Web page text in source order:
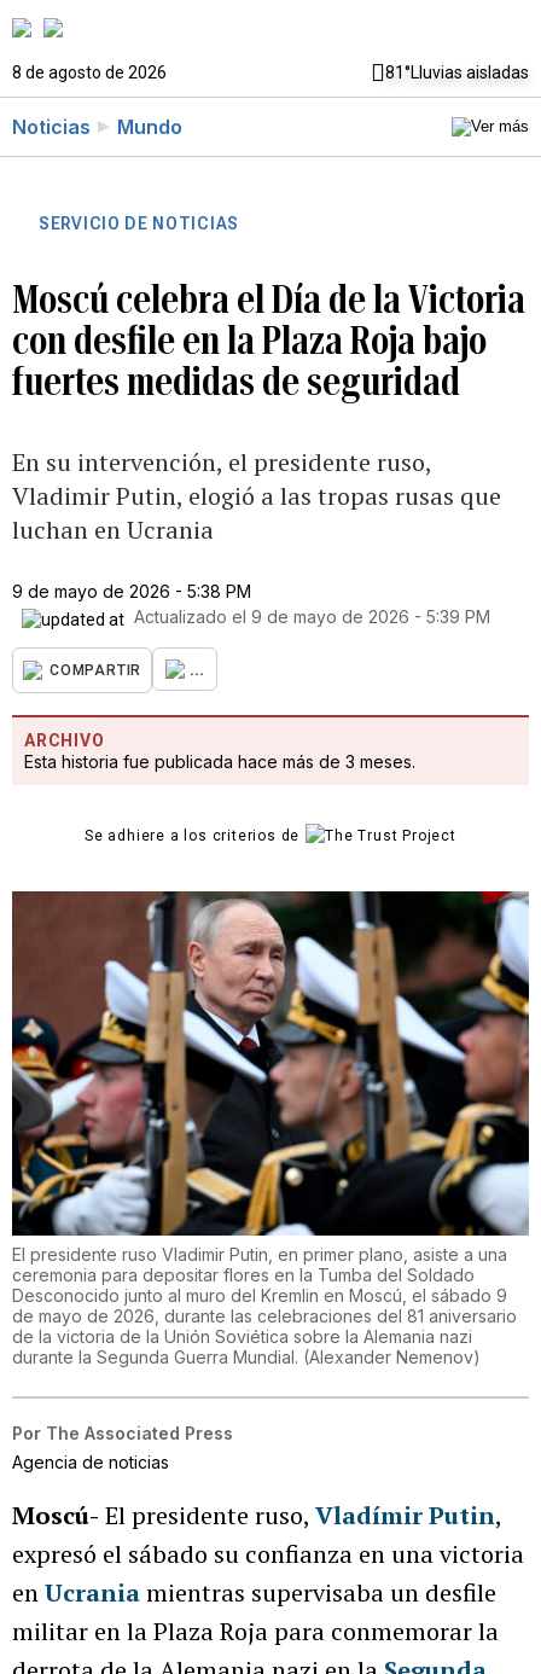
8 de agosto de 2026 81°Lluvias aisladas
Noticias Mundo
SERVICIO DE NOTICIAS
Moscú celebra el Día de la Victoria
con desfile en la Plaza Roja bajo
fuertes medidas de seguridad
En su intervención, el presidente ruso,
Vladimir Putin, elogió a las tropas rusas que
luchan en Ucrania
9 de mayo de 2026 - 5:38 PM
Actualizado el 9 de mayo de 2026 - 5:39 PM
COMPARTIR ...
ARCHIVO
Esta historia fue publicada hace más de 3 meses.
Se adhiere a los criterios de
El presidente ruso Vladimir Putin, en primer plano, asiste a una
ceremonia para depositar flores en la Tumba del Soldado
Desconocido junto al muro del Kremlin en Moscú, el sábado 9
de mayo de 2026, durante las celebraciones del 81 aniversario
de la victoria de la Unión Soviética sobre la Alemania nazi
durante la Segunda Guerra Mundial. (Alexander Nemenov)
Por The Associated Press
Agencia de noticias
Moscú- El presidente ruso, Vladímir Putin,
expresó el sábado su confianza en una victoria
enUcraniamientras supervisaba un desfile
militar en la Plaza Roja para conmemorar la